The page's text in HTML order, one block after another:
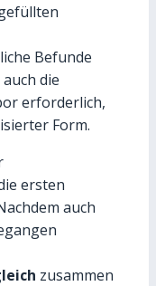
Befunde
die
erforderlich,
Form.
ersten
auch
zusammen